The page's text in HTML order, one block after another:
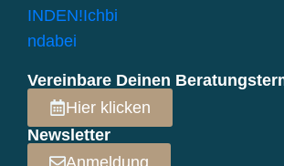
Vereinbare Deinen
Hier klicken
Newsletter
Anmeldung